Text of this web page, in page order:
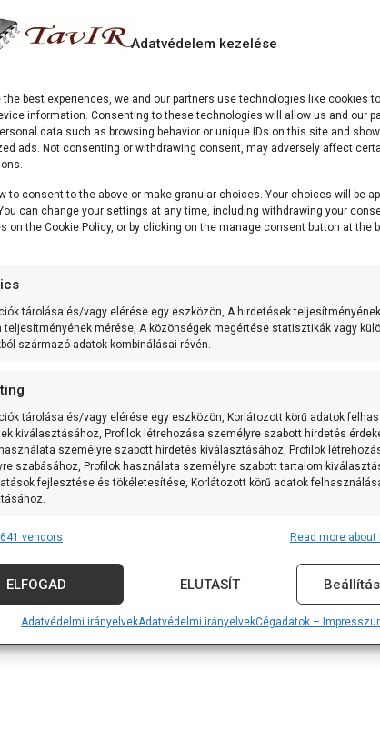
Adatvédelem kezelése
the best experiences, we and our partners use technologies like cookies
information. Consenting to these technologies will allow us and our
data such as browsing behavior or unique IDs on this site and
ads. Not consenting or withdrawing consent, may adversely affect
to consent to the above or make granular choices. Your choices will be
can change your settings at any time, including withdrawing your
on the Cookie Policy, or by clicking on the manage consent button at the
tárolása és/vagy elérése egy eszközön, A hirdetések
teljesítményének mérése, A közönségek megértése statisztikák vagy
származó adatok kombinálásai révén.
tárolása és/vagy elérése egy eszközön, Korlátozott körű adatok
kiválasztásához, Profilok létrehozása személyre szabott hirdetés
személyre szabott hirdetés kiválasztásához, Profilok
szabásához, Profilok használata személyre szabott tartalom
fejlesztése és tökéletesítése, Korlátozott körű adatok
származó adatok párosítása és kombinálása, Különböző
összekapcsolása, Eszközök azonosítása automatikusan továbbított
alapján.
földrajzi helymeghatározási adatok felhasználása.
vendors Read more
ELFOGAD ELUTASÍT
Adatvédelmi irányelvekAdatvédelmi irányelvekCégadatok –